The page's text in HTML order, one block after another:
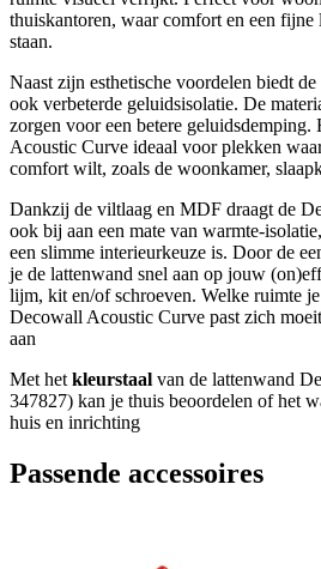
thuiskantoren, waar comfort en een fijne
staan.
Naast zijn esthetische voordelen biedt
ook verbeterde geluidsisolatie. De
zorgen voor een betere
Acoustic Curve ideaal voor plekken
comfort wilt, zoals de woonkamer,
Dankzij de viltlaag en MDF draagt de
ook bij aan een mate van warmte-
een slimme interieurkeuze is. Door de
je de lattenwand snel aan op jouw
lijm, kit en/of schroeven. Welke ruimte
Decowall Acoustic Curve past zich
aan
Met het kleurstaal van de lattenwand
347827) kan je thuis beoordelen of het
huis en inrichting
Passende accessoires